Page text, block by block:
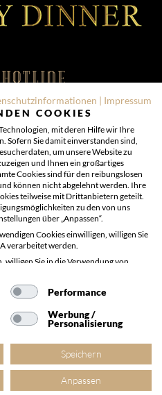
105
Events finden Sie in
| Impressum
COOKIES
mit deren Hilfe wir Ihre
Sofern Sie damit einverstanden sind,
um unsere Website zu
und Ihnen ein großartiges
Cookies sind für den reibungslosen
können nicht abgelehnt werden. Ihre
teilweise mit Drittanbietern geteilt.
zu den von uns
über „Anpassen“.
Cookies einwilligen, willigen Sie
verarbeitet werden.
willigen Sie in die Verwendung von
können Sie jederzeit widerrufen
Performance
Werbung /
Personalisierung
Speichern
Anpassen